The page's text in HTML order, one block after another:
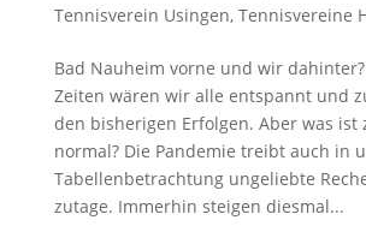
Tennisverein Usingen, Tennisvereine
Bad Nauheim vorne und wir
Zeiten wären wir alle entspannt und
den bisherigen Erfolgen. Aber was ist
normal? Die Pandemie treibt auch in
Tabellenbetrachtung ungeliebte
zutage. Immerhin steigen diesmal...